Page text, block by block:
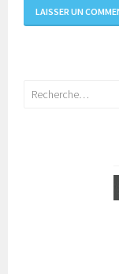
Rechercher :